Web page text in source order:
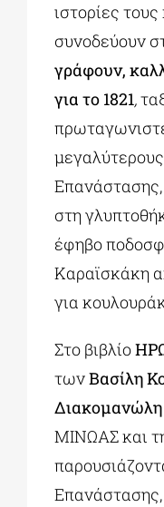
ιστορίες τους
συνοδεύουν
γράφουν,
για το 1821,
στη
έφηβο
Καραϊσκάκη
για
Στο βιβλίο
τωνΒασίλη
Διακομανώλη
ΜΙΝΩΑΣ και